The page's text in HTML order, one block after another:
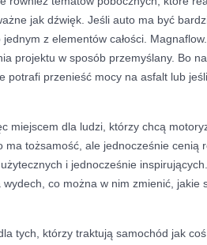
jak dźwięk. Jeśli auto ma być
z elementów całości.
projektu w sposób przemyślany. Bo
potrafi przenieść mocy na asfalt lub
miejscem dla ludzi, którzy chcą
ma tożsamość, ale jednocześnie cenią
i jednocześnie
wydech, co można w nim zmienić, jakie
tych, którzy traktują samochód jak